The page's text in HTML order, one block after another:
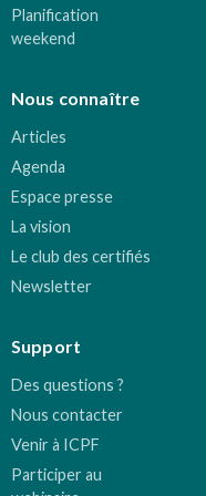
Planification
weekend
Nous connaître
Articles
Agenda
Espace presse
La vision
Le club des certifiés
Newsletter
Support
Des questions ?
Nous contacter
Venir à ICPF
Participer au